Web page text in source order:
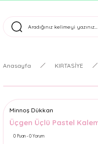
Tüm
Anasayfa KIRTASİYE
Minnoş Dükkan
Üçgen Üçlü Pastel
0 Puan - 0 Yorum